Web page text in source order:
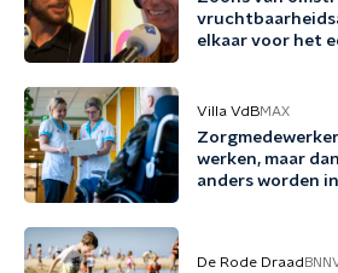
elkaar voor het
Villa VdBMAX
werken, maar
anders worden
De Rode Draad